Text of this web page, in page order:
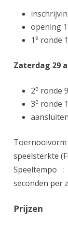
opening
1 e ronde
Zaterdag 29
2e ronde
3e ronde
speelsterkte
Speeltempo
seconden per
Prijzen